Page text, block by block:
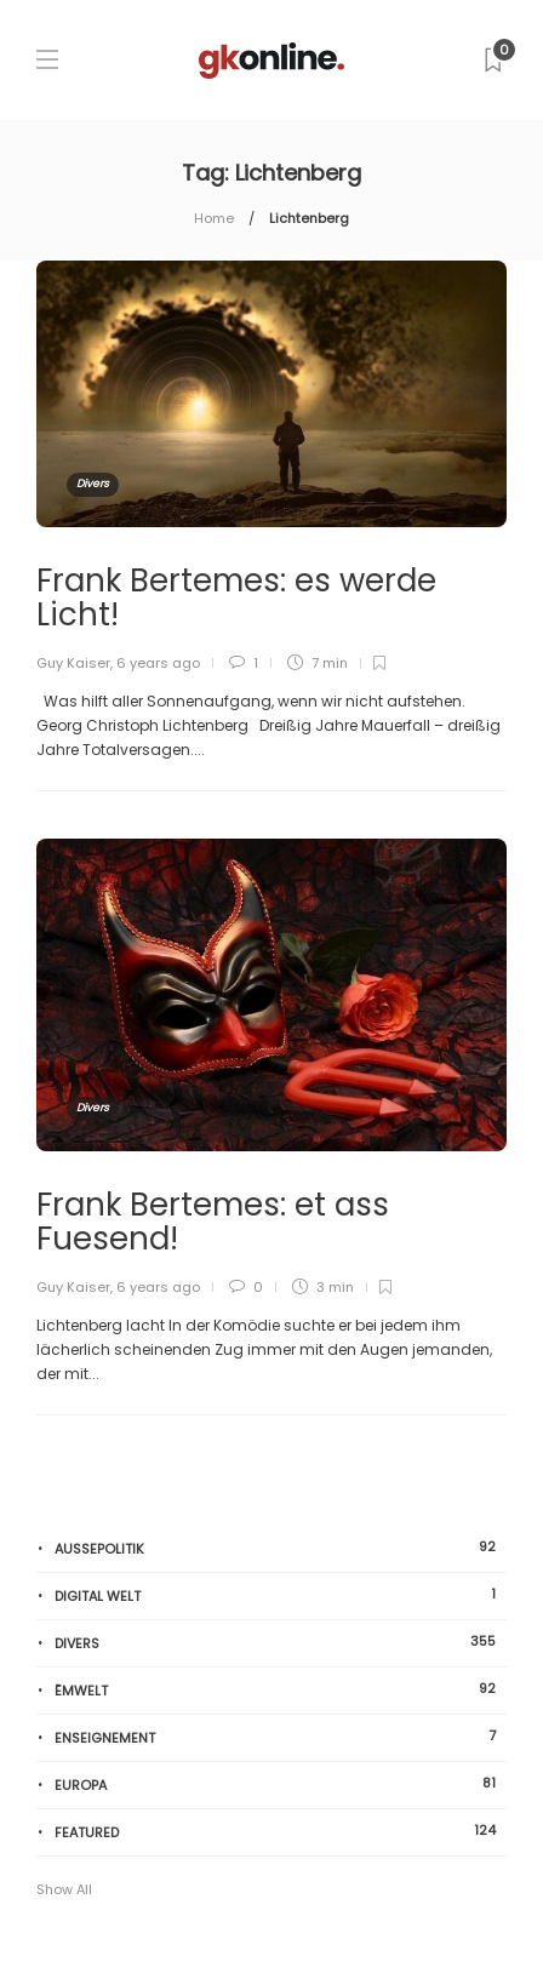
0
Tag: Lichtenberg
Home Lichtenberg
Divers
Frank Bertemes: es werde
Licht!
Guy Kaiser, 6 years ago 1 7 min
Was hilft aller Sonnenaufgang, wenn wir nicht aufstehen.
Georg Christoph Lichtenberg Dreißig Jahre Mauerfall – dreißig
Jahre Totalversagen....
Divers
Frank Bertemes: et ass
Fuesend!
Guy Kaiser, 6 years ago 0 3 min
Lichtenberg lacht In der Komödie suchte er bei jedem ihm
lächerlich scheinenden Zug immer mit den Augen jemanden,
der mit...
AUSSEPOLITIK 92
DIGITAL WELT 1
DIVERS 355
ËMWELT 92
ENSEIGNEMENT 7
EUROPA 81
FEATURED 124
Show All